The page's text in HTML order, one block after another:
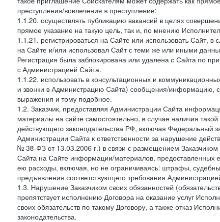
преступления/вовлечения в преступление;
1.1.20. осуществлять публикацию вакансий в целях
прямое указание на такую цель, так и, по мнению
1.1.21. регистрироваться на Сайте или использовать Сайт,
на Сайте и/или использовал Сайт с теми же или иными
Регистрация была заблокирована или удалена с Сайта по
с Администрацией Сайта.
1.1.22. использовать в консультационных и
и звонки в Администрацию Сайта) сообщения/информацию,
выражения и тому подобное.
1.2. Заказчик, предоставляя Администрации Сайта
материалы на сайте самостоятельно, в случае наличия
действующего законодательства РФ, включая
Администрации Сайта к ответственности за нарушение
№ 38-ФЗ от 13.03.2006 г.) в связи с размещением
Сайта на Сайте информации/материалов, предоставленных
ею расходы, включая, но не ограничиваясь: штрафы,
предъявления соответствующего требования
1.3. Нарушение Заказчиком своих обязанностей
препятствует исполнению Договора на оказание услуг
своих обязательств по такому Договору, а также отказ
законодательства.